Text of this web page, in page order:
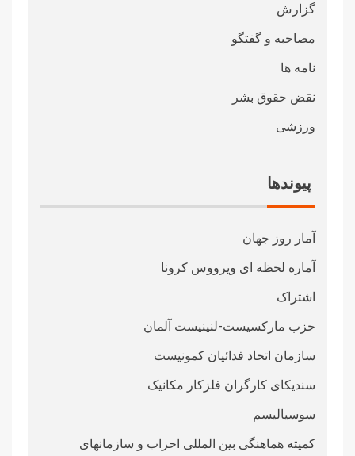
گزارش
مصاحبه و گفتگو
نامه ها
نقض حقوق بشر
ورزشی
پیوندها
آمار روز جهان
آماره لحظه ای ویرووس کرونا
اشتراک
حزب مارکسیست-لنینیست آلمان
سازمان اتحاد فدائیان کمونیست
سندیکای کارگران فلزکار مکانیک
سوسیالیسم
کمیته هماهنگی بین المللی احزاب و سازمانهای